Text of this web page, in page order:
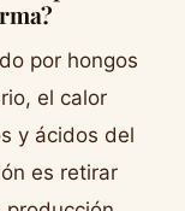
por hongos
el calor
y ácidos del
es retirar